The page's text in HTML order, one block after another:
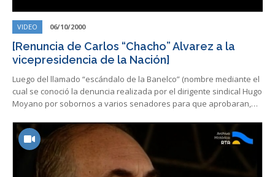
VIDEO 06/10/2000
[Renuncia de Carlos “Chacho” Alvarez a la
vicepresidencia de la Nación]
Luego del llamado “escándalo de la Banelco” (nombre mediante el
cual se conoció la denuncia realizada por el dirigente sindical Hugo
Moyano por sobornos a varios senadores para que aprobaran,…